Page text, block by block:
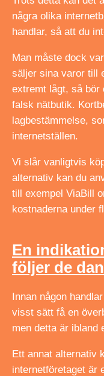
några olika
handlar, så att du
Man måste dock
säljer sina varor till
extremt lågt, så bör
falsk nätbutik.
lagbestämmelse,
internetställen.
Vi slår vanligtvis
alternativ kan du
till exempel ViaBill
kostnaderna under
En
följer de
Innan någon
visst sätt få en
men detta är ibland
Ett annat alternativ
internetföretaget är